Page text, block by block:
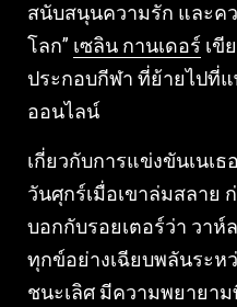
สนับสนุนความรัก และค
โลก” เซลิน กานเดอร์ เขี
ประกอบกีฬา ที่ย้ายไปที่
ออนไลน์
เกี่ยวกับการแข่งขันเนเ
วันศุกร์เมื่อเขาล่มสลาย
บอกกับรอยเตอร์ว่า วา
ทุกข์อย่างเฉียบพลันระห
ชนะเลิศ มีความพยายา